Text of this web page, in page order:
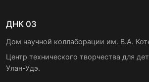
ДНК 03
Дом научной коллаборации им. В.А.
Центр технического творчества для
Улан-Удэ.